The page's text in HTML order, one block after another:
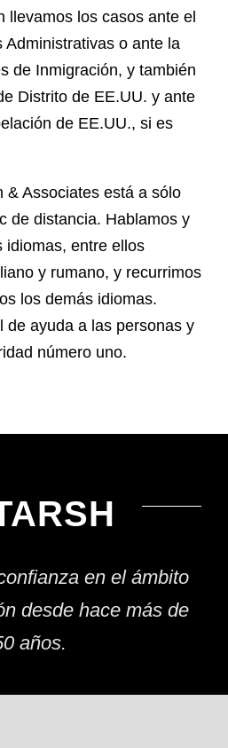
llevamos los casos ante el
Administrativas o ante la
de Inmigración, y también
Distrito de EE.UU. y ante
de EE.UU., si es
& Associates está a sólo
de distancia. Hablamos y
idiomas, entre ellos
y rumano, y recurrimos
los demás idiomas.
de ayuda a las personas y
número uno.
en el ámbito
desde hace más de
años.